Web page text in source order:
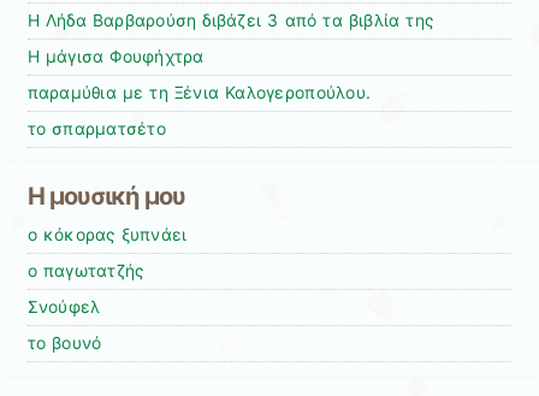
Η Λήδα Βαρβαρούση διβάζει 3 από τα βιβλία της
Η μάγισα Φουφήχτρα
παραμύθια με τη Ξένια Καλογεροπούλου.
το σπαρματσέτο
Η μουσική μου
ο κόκορας ξυπνάει
ο παγωτατζής
Σνούφελ
το βουνό